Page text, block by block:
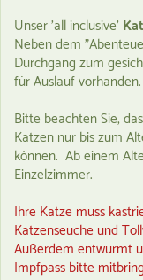
Unser 'all inclusive'
Neben dem
Durchgang zum
für Auslauf vorhanden.
Bitte beachten Sie,
Katzen nur bis zum
können. Ab einem
Einzelzimmer.
Ihre Katze muss
Katzenseuche und
Außerdem entwurmt
Impfpass bitte